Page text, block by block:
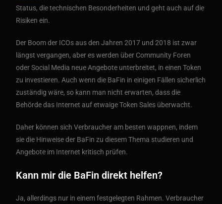
Status, die technischen Besonderheiten und geht auch auf die
Risiken ein.
Der Boom der ICOs aus den Jahren 2017 und 2018 ist zwar
längst vergangen, aber es werden über Community Foren
oder Social Media neue Angebote unterbreitet, in einen Token
zu investieren. Auch wenn die BaFin in einigen Fällen sicherlich
zuständig wäre, so kann man nicht erwarten, dass die
Behörde das Internet auf etwaige Token Sales überwacht.
Daher können sich Verbraucher am besten wappnen, indem
sie die Hinweise der BaFin zu diesem Thema studieren und
Angebote im Internet kritisch prüfen.
Kann mir die BaFin direkt helfen?
Ja, allerdings nur in einem festgelegten Rahmen. Verbraucher